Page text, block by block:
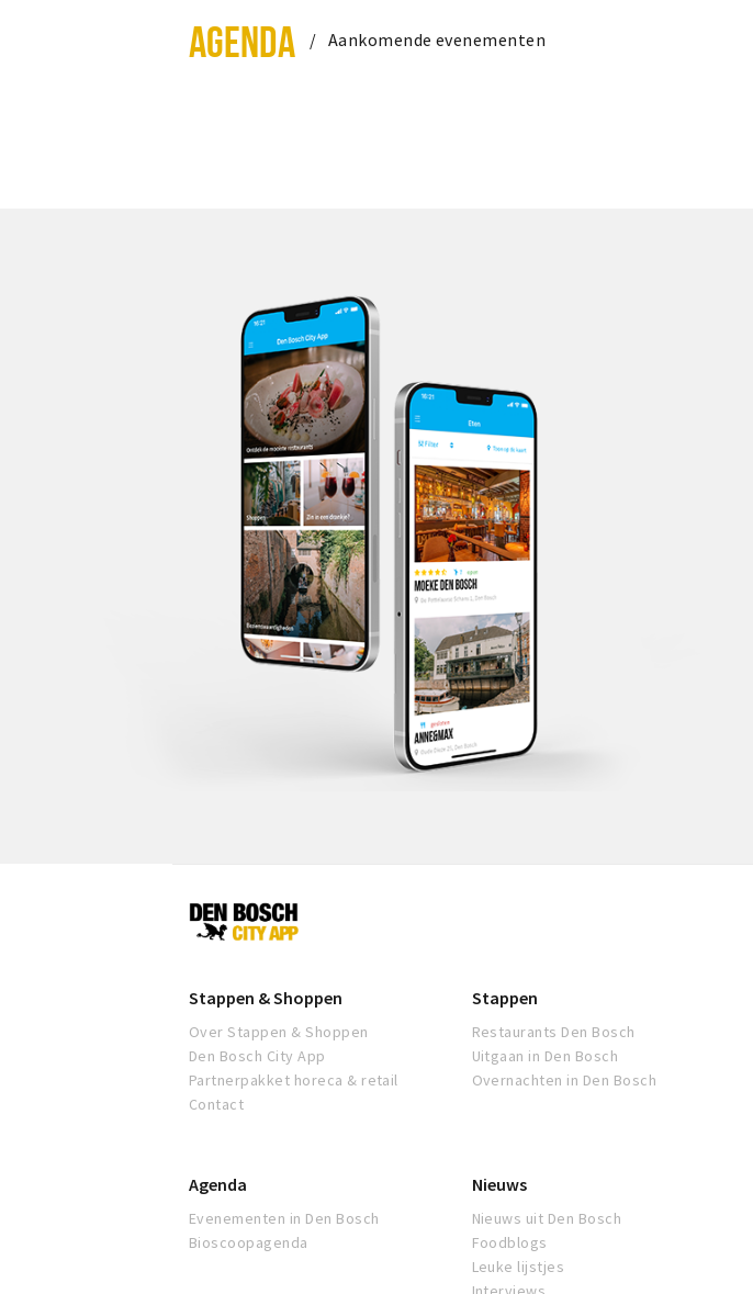
AGENDA Aankomende evenementen
Den
Bosch
Stappen & Shoppen
Over Stappen & Shoppen
Den Bosch City App
Partnerpakket horeca & retail
Contact
Stappen
Restaurants Den Bosch
Uitgaan in Den Bosch
Overnachten in Den Bosch
Agenda
Evenementen in Den Bosch
Bioscoopagenda
Nieuws
Nieuws uit Den Bosch
Foodblogs
Leuke lijstjes